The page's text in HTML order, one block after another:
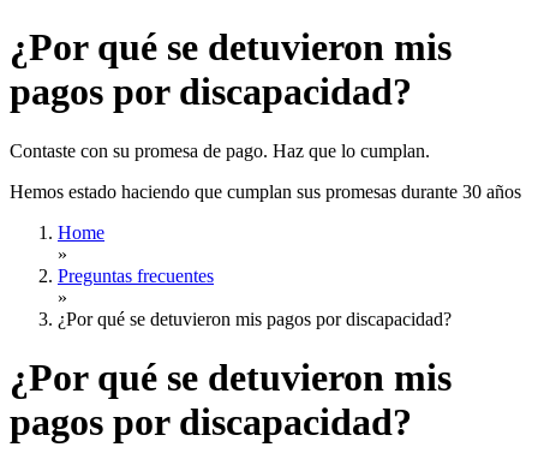
¿Por qué se detuvieron mis
pagos por discapacidad?
Contaste con su promesa de pago. Haz que lo cumplan.
Hemos estado haciendo que cumplan sus promesas durante 30 años
Home
»
Preguntas frecuentes
»
¿Por qué se detuvieron mis pagos por discapacidad?
¿Por qué se detuvieron mis
pagos por discapacidad?